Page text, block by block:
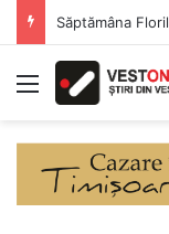
Săptămâna
Menu